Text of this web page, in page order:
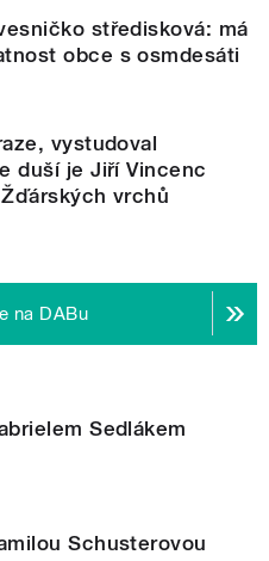
středisková: má
obce s osmdesáti
vystudoval
duší je Jiří Vincenc
vrchů
na DABu
Sedlákem
Schusterovou